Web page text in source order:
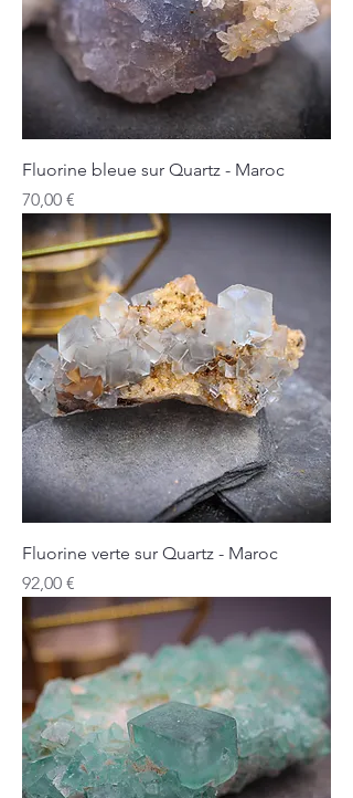
Fluorine bleue sur Quartz - Maroc
Prix
70,00 €
Fluorine verte sur Quartz - Maroc
Prix
92,00 €